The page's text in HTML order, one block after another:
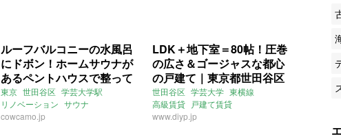
ルーフバルコニーの水風呂
にドボン！ホームサウナが
あるペントハウスで整って
(東京都世田谷区85㎡の売買
物件)
東京 世田谷区 学芸大学駅
リノベーション サウナ
ルーフバルコニー
cowcamo.jp
LDK＋地下室＝80帖！圧巻
の広さ＆ゴージャスな都心
の戸建て｜東京都世田谷区
賃貸 217㎡
世田谷区 学芸大学 東横線
高級賃貸 戸建て賃貸
ルーフバルコニー
www.diyp.jp